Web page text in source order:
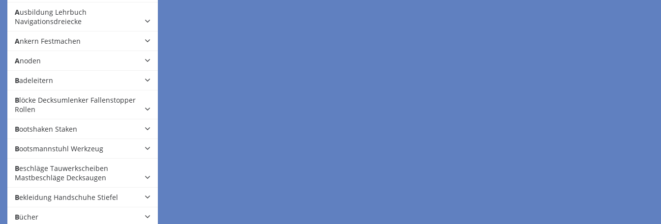
Ausbildung Lehrbuch
Navigationsdreiecke
Ankern Festmachen
Anoden
Badeleitern
Blöcke Decksumlenker Fallenstopper
Rollen
Bootshaken Staken
Bootsmannstuhl Werkzeug
Beschläge Tauwerkscheiben
Mastbeschläge Decksaugen
Bekleidung Handschuhe Stiefel
Bücher